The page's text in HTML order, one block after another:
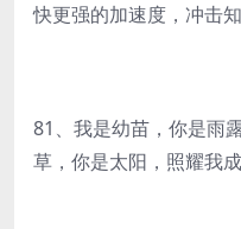
快更强的加速度，冲击知
81、我是幼苗，你是雨
草，你是太阳，照耀我成